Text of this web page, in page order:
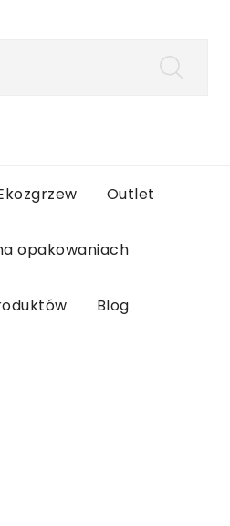
Outlet
opakowaniach
Blog
liście ulubionych, musisz
Zaloguj się